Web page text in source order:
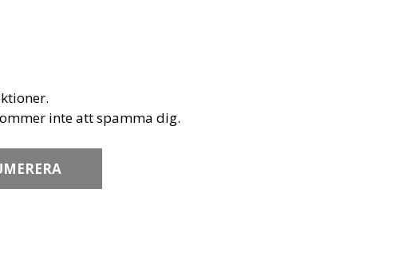
inte att spamma dig.